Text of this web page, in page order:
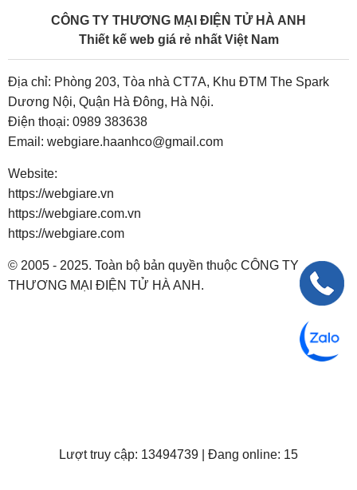
CÔNG TY THƯƠNG MẠI ĐIỆN TỬ HÀ ANH
Thiết kế web giá rẻ nhất Việt Nam
Địa chỉ: Phòng 203, Tòa nhà CT7A, Khu ĐTM The Spark
Dương Nội, Quận Hà Đông, Hà Nội.
Điện thoại: 0989 383638
Email: webgiare.haanhco@gmail.com
Website:
https://webgiare.vn
https://webgiare.com.vn
https://webgiare.com
© 2005 - 2025. Toàn bộ bản quyền thuộc CÔNG TY
THƯƠNG MẠI ĐIỆN TỬ HÀ ANH.
Lượt truy cập: 13494739 | Đang online: 15